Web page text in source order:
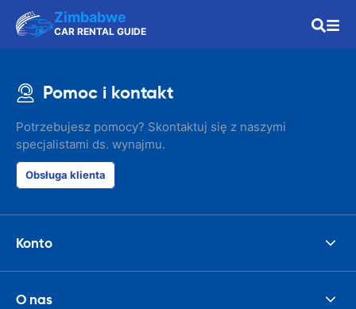
Zimbabwe
CAR RENTAL GUIDE
Pomoc i kontakt
Potrzebujesz pomocy? Skontaktuj się z naszymi
specjalistami ds. wynajmu.
Obsługa klienta
Konto
O nas